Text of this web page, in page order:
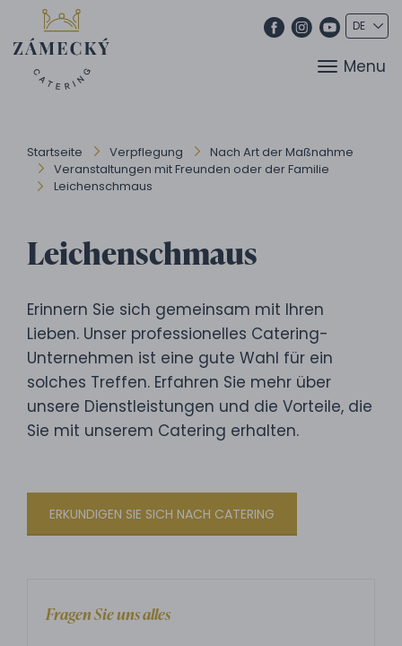
Menu
Startseite Verpflegung
Nach Art der Maßnahme
Veranstaltungen mit Freunden oder der Familie
Leichenschmaus
Leichenschmaus
Erinnern Sie sich gemeinsam mit Ihren
Lieben. Unser professionelles Catering-
Unternehmen ist eine gute Wahl für ein
solches Treffen. Erfahren Sie mehr über
unsere Dienstleistungen und die Vorteile, die
Sie mit unserem Catering erhalten.
ERKUNDIGEN SIE SICH NACH CATERING
Fragen Sie uns alles